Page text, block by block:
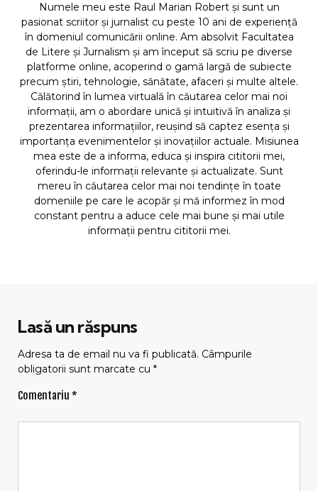
Numele meu este Raul Marian Robert și sunt un
pasionat scriitor și jurnalist cu peste 10 ani de experiență
în domeniul comunicării online. Am absolvit Facultatea
de Litere și Jurnalism și am început să scriu pe diverse
platforme online, acoperind o gamă largă de subiecte
precum știri, tehnologie, sănătate, afaceri și multe altele.
Călătorind în lumea virtuală în căutarea celor mai noi
informații, am o abordare unică și intuitivă în analiza și
prezentarea informațiilor, reușind să captez esența și
importanța evenimentelor și inovațiilor actuale. Misiunea
mea este de a informa, educa și inspira cititorii mei,
oferindu-le informații relevante și actualizate. Sunt
mereu în căutarea celor mai noi tendințe în toate
domeniile pe care le acopăr și mă informez în mod
constant pentru a aduce cele mai bune și mai utile
informații pentru cititorii mei.
Lasă un răspuns
Adresa ta de email nu va fi publicată. Câmpurile
obligatorii sunt marcate cu *
Comentariu *